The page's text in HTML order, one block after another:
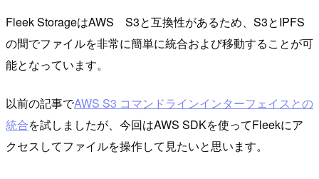
Fleek StorageはAWS S3と互換性があるため、S3とIPFS
の間でファイルを非常に簡単に統合および移動することが可
能となっています。
以前の記事でAWS S3 コマンドラインインターフェイスとの
統合を試しましたが、今回はAWS SDKを使ってFleekにア
クセスしてファイルを操作して見たいと思います。